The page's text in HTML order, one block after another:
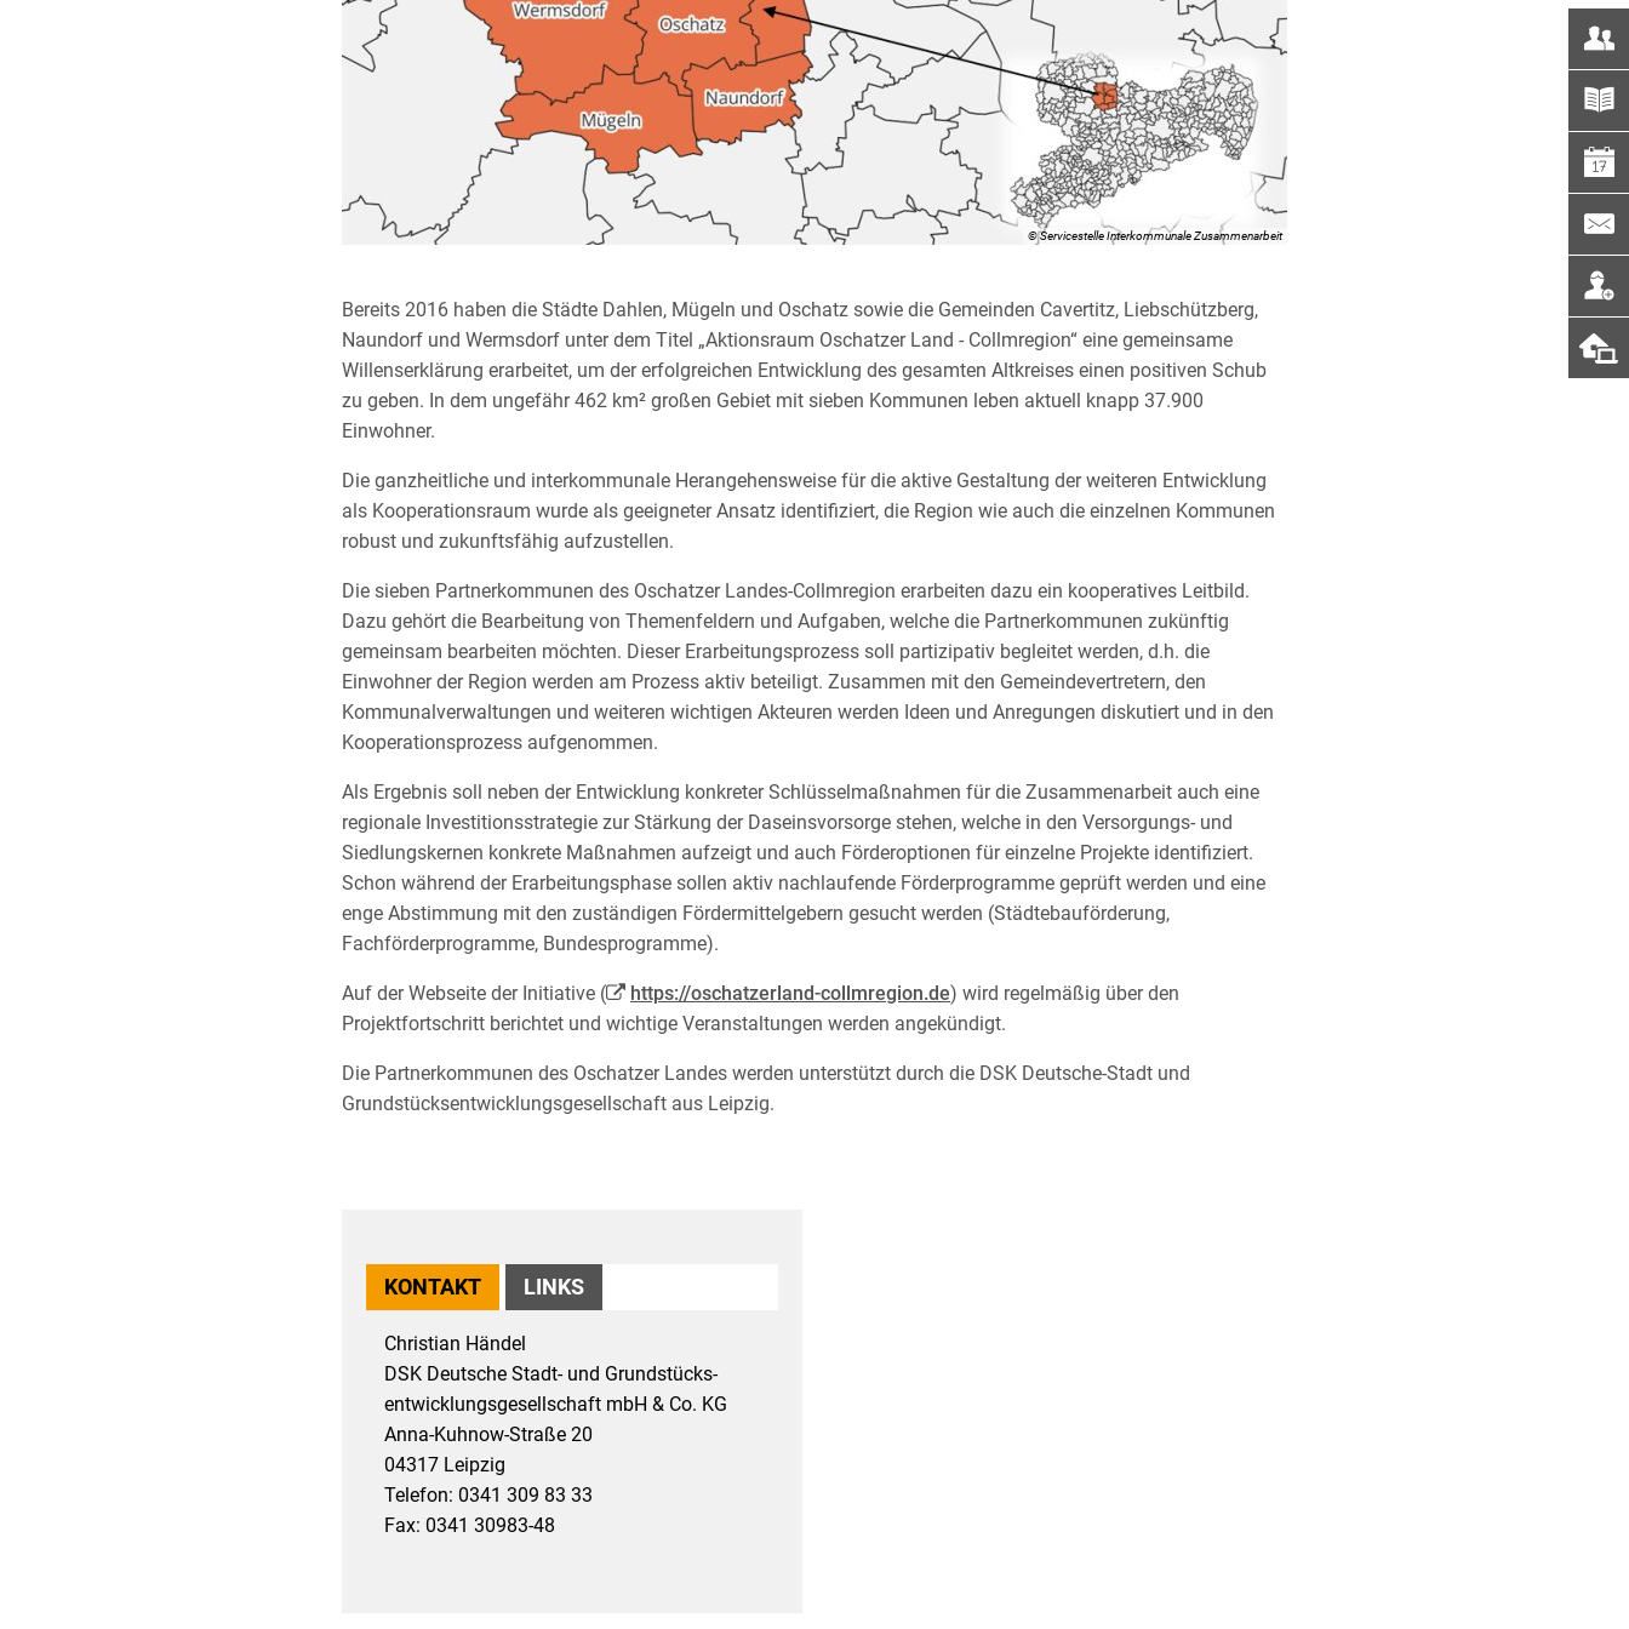
© Servicestelle Interkommunale Zusammenarbeit
Bereits 2016 haben die Städte Dahlen, Mügeln und Oschatz sowie die Gemeinden Cavertitz, Liebschützberg,
Naundorf und Wermsdorf unter dem Titel „Aktionsraum Oschatzer Land - Collmregion“ eine gemeinsame
Willenserklärung erarbeitet, um der erfolgreichen Entwicklung des gesamten Altkreises einen positiven Schub
zu geben. In dem ungefähr 462 km² großen Gebiet mit sieben Kommunen leben aktuell knapp 37.900
Einwohner.
Die ganzheitliche und interkommunale Herangehensweise für die aktive Gestaltung der weiteren Entwicklung
als Kooperationsraum wurde als geeigneter Ansatz identifiziert, die Region wie auch die einzelnen Kommunen
robust und zukunftsfähig aufzustellen.
Die sieben Partnerkommunen des Oschatzer Landes-Collmregion erarbeiten dazu ein kooperatives Leitbild.
Dazu gehört die Bearbeitung von Themenfeldern und Aufgaben, welche die Partnerkommunen zukünftig
gemeinsam bearbeiten möchten. Dieser Erarbeitungsprozess soll partizipativ begleitet werden, d.h. die
Einwohner der Region werden am Prozess aktiv beteiligt. Zusammen mit den Gemeindevertretern, den
Kommunalverwaltungen und weiteren wichtigen Akteuren werden Ideen und Anregungen diskutiert und in den
Kooperationsprozess aufgenommen.
Als Ergebnis soll neben der Entwicklung konkreter Schlüsselmaßnahmen für die Zusammenarbeit auch eine
regionale Investitionsstrategie zur Stärkung der Daseinsvorsorge stehen, welche in den Versorgungs- und
Siedlungskernen konkrete Maßnahmen aufzeigt und auch Förderoptionen für einzelne Projekte identifiziert.
Schon während der Erarbeitungsphase sollen aktiv nachlaufende Förderprogramme geprüft werden und eine
enge Abstimmung mit den zuständigen Fördermittelgebern gesucht werden (Städtebauförderung,
Fachförderprogramme, Bundesprogramme).
Auf der Webseite der Initiative ( https://oschatzerland-collmregion.de) wird regelmäßig über den
Projektfortschritt berichtet und wichtige Veranstaltungen werden angekündigt.
Die Partnerkommunen des Oschatzer Landes werden unterstützt durch die DSK Deutsche-Stadt und
Grundstücksentwicklungsgesellschaft aus Leipzig.
KONTAKT LINKS
Christian Händel
DSK Deutsche Stadt- und Grundstücks-
entwicklungsgesellschaft mbH & Co. KG
Anna-Kuhnow-Straße 20
04317 Leipzig
Telefon: 0341 309 83 33
Fax: 0341 30983-48